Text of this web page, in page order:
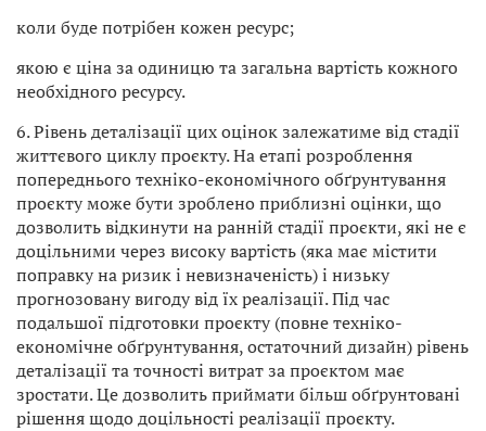
коли буде потрібен кожен ресурс;
якою є ціна за одиницю та загальна вартість кожного
необхідного ресурсу.
6. Рівень деталізації цих оцінок залежатиме від стадії
життєвого циклу проєкту. На етапі розроблення
попереднього техніко-економічного обґрунтування
проєкту може бути зроблено приблизні оцінки, що
дозволить відкинути на ранній стадії проєкти, які не є
доцільними через високу вартість (яка має містити
поправку на ризик і невизначеність) і низьку
прогнозовану вигоду від їх реалізації. Під час
подальшої підготовки проєкту (повне техніко-
економічне обґрунтування, остаточний дизайн) рівень
деталізації та точності витрат за проєктом має
зростати. Це дозволить приймати більш обґрунтовані
рішення щодо доцільності реалізації проєкту.